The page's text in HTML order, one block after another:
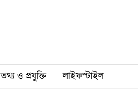
তথ্য ও প্রযুক্তি লাইফস্টাইল